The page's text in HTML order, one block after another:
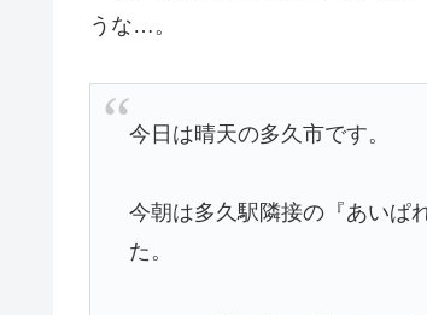
うな…。
今日は晴天の多久市です。
今朝は多久駅隣接の『あいぱ
た。